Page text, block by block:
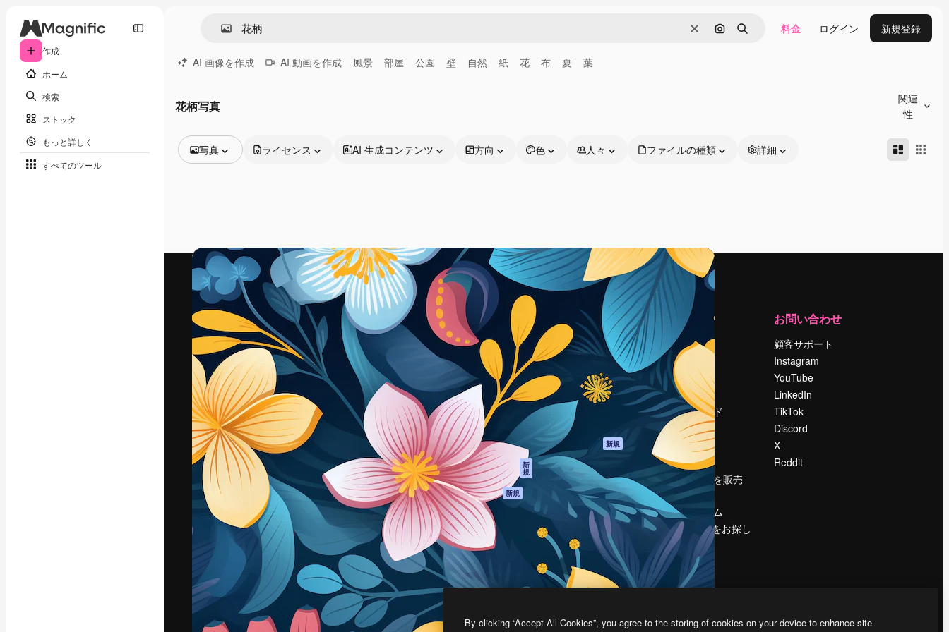
作成
ホーム
検索
ストック
もっと詳しく
すべてのツール
消去 画像で検索
検索 料金 ログイン 新規登録
AI 画像を作成 AI 動画を作成 風景 部屋 公園 壁 自然 紙 花 布 夏 葉
花柄写真
関連
性
写真
動画
映像素材
モーショングラフィックス
動画テンプレート
アイコン
3D モデル
フォント
ライセンス AI 生成コンテンツ 方向 色 人々 ファイルの種類 詳細
最高のクリエイティブ制作を導くためのプラ
ットフォーム。クリエイター、企業、代理
店、スタジオを含む100万人以上が利用して
います。
日本語
製品
Spaces
AI アシスタント
AI 画像生成ツール
AI 動画生成ツール
AI 音声合成ツール
ストックコンテン
ツ
Claude/ChatGPT
向けMCP
新
規
エージェント 新規
API
モバイルアプリ
すべてのMagnificツ
ール
はじめに
Academy
ドキュメント
サポート
利用規約
プライバシーポリ
シー
オリジナル
新規
クッキーポリシー
トラストセンター
アフィリエイト
法人向け
運営
料金
会社概要
Reviews
採用情報
検索トレンド
ブログ
イベント
Slidesgo
コンテンツを販売
する
プレスルーム
magnific.aiをお探し
ですか？
お問い合わせ
顧客サポート
Instagram
YouTube
LinkedIn
TikTok
Discord
X
Reddit
Copyright © 2010- 2026 Freepik Company S.L.U. 無断複写・転載を禁じます
By clicking “Accept All Cookies”, you agree to the storing of cookies on your device to enhance site